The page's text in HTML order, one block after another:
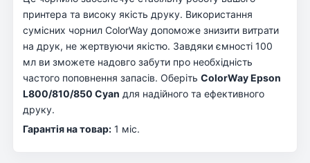
принтера та високу якість друку. Використання
сумісних чорнил ColorWay допоможе знизити витрати
на друк, не жертвуючи якістю. Завдяки ємності 100
мл ви зможете надовго забути про необхідність
частого поповнення запасів. Оберіть ColorWay Epson
L800/810/850 Cyan для надійного та ефективного
друку.
Гарантія на товар: 1 міс.